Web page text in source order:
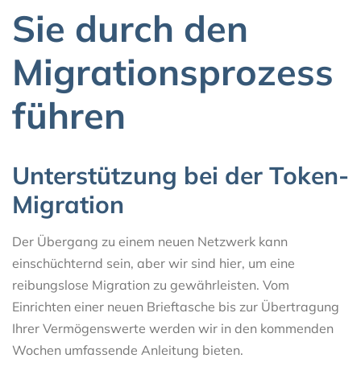
Sie durch den
Migrationsprozess
führen
Unterstützung bei der Token-
Migration
Der Übergang zu einem neuen Netzwerk kann
einschüchternd sein, aber wir sind hier, um eine
reibungslose Migration zu gewährleisten. Vom
Einrichten einer neuen Brieftasche bis zur Übertragung
Ihrer Vermögenswerte werden wir in den kommenden
Wochen umfassende Anleitung bieten.